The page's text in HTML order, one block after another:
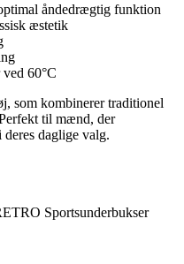
åndedrægtig funktion
æstetik
60°C
som kombinerer traditionel
til mænd, der
daglige valg.
Sportsunderbukser